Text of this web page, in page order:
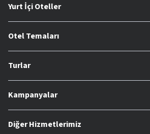
Yurt İçi Oteller
Otel Temaları
Turlar
Kampanyalar
Diğer Hizmetlerimiz